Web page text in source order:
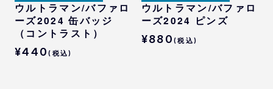
ウルトラマン/バファロ
ーズ2024 缶バッジ
（コントラスト）
¥440(税込)
ウルトラマン/バファロ
ーズ2024 ピンズ
¥880(税込)